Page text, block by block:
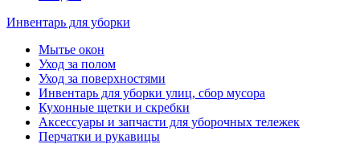
Инвентарь для уборки
Мытье окон
Уход за полом
Уход за поверхностями
Инвентарь для уборки улиц, сбор мусора
Кухонные щетки и скребки
Аксессуары и запчасти для уборочных тележек
Перчатки и рукавицы